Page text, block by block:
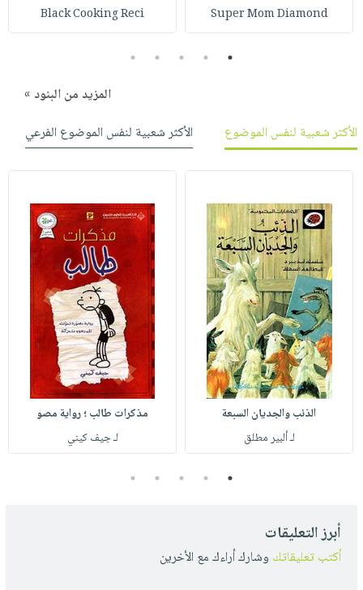
صابون
أطفال
فيديوهات
أسئلة
نيل
وفرات
انشر
كتابك
تواصل
معنا
Super Mom Diamond
Black Cooking Reci
1
2
3
4
5
المزيد من البنود »
الأكثر شعبية لنفس الموضوع
الأكثر شعبية لنفس الموضوع الفرعي
الذئب والجديان السبعة
لـ ألبير مطلق
مذكرات طالب ؛ رواية مصو
لـ جيف كيني
1
2
3
4
5
أبرز التعليقات
أكتب تعليقاتك وشارك أراءك مع الأخرين